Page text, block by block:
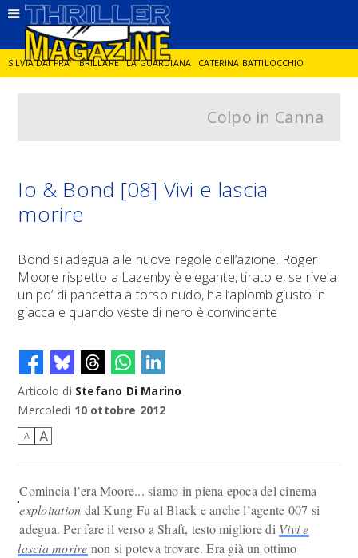
SILVIA DAI PRA' BRILLARE LA GUARDIANA CATERINA BATTILOCCHIO
GIANCARLO DE CATALDO
Colpo in Canna
Io & Bond [08] Vivi e lascia
morire
Bond si adegua alle nuove regole dell’azione. Roger
Moore rispetto a Lazenby è elegante, tirato e, se rivela
un po’ di pancetta a torso nudo, ha l’aplomb giusto in
giacca e quando veste di nero è convincente
Articolo di Stefano Di Marino
Mercoledì 10 ottobre 2012
A A
Comincia l’era Moore... siamo in piena epoca del cinema
exploitation dal Kung Fu al Black e anche l’agente 007 si
adegua. Per fare il verso a Shaft, testo migliore di Vivi e
lascia morire non si poteva trovare. Era già un ottimo